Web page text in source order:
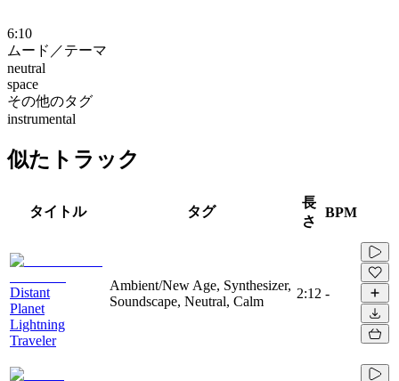
6:10
ムード／テーマ
neutral
space
その他のタグ
instrumental
似たトラック
タイトル タグ
長
さ
BPM
Distant
Planet
Lightning
Traveler
Ambient/New Age, Synthesizer,
Soundscape, Neutral, Calm
2:12 -